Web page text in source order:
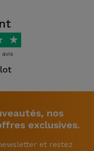
★
avis
nos
exclusives.
et restez